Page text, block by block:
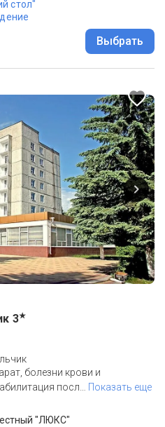
стол"
Выбрать
3★
болезни крови и
посл
Показать еще
"ЛЮКС"